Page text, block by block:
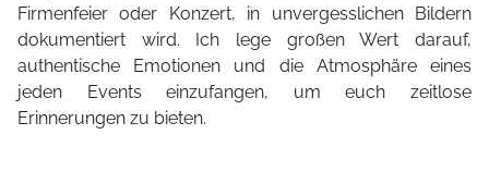
Firmenfeier oder Konzert, in unvergesslichen Bildern
dokumentiert wird. Ich lege großen Wert darauf,
authentische Emotionen und die Atmosphäre eines
jeden Events einzufangen, um euch zeitlose
Erinnerungen zu bieten.